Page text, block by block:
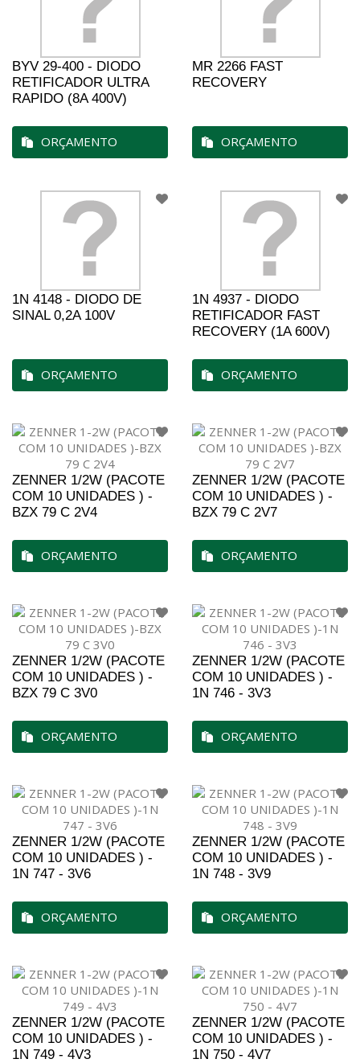
BYV 29-400 - DIODO
RETIFICADOR ULTRA
RAPIDO (8A 400V)
ORÇAMENTO
MR 2266 FAST
RECOVERY
ORÇAMENTO
1N 4148 - DIODO DE
SINAL 0,2A 100V
ORÇAMENTO
1N 4937 - DIODO
RETIFICADOR FAST
RECOVERY (1A 600V)
ORÇAMENTO
ZENNER 1/2W (PACOTE
COM 10 UNIDADES ) -
BZX 79 C 2V4
ORÇAMENTO
ZENNER 1/2W (PACOTE
COM 10 UNIDADES ) -
BZX 79 C 2V7
ORÇAMENTO
ZENNER 1/2W (PACOTE
COM 10 UNIDADES ) -
BZX 79 C 3V0
ORÇAMENTO
ZENNER 1/2W (PACOTE
COM 10 UNIDADES ) -
1N 746 - 3V3
ORÇAMENTO
ZENNER 1/2W (PACOTE
COM 10 UNIDADES ) -
1N 747 - 3V6
ORÇAMENTO
ZENNER 1/2W (PACOTE
COM 10 UNIDADES ) -
1N 748 - 3V9
ORÇAMENTO
ZENNER 1/2W (PACOTE
COM 10 UNIDADES ) -
1N 749 - 4V3
ZENNER 1/2W (PACOTE
COM 10 UNIDADES ) -
1N 750 - 4V7